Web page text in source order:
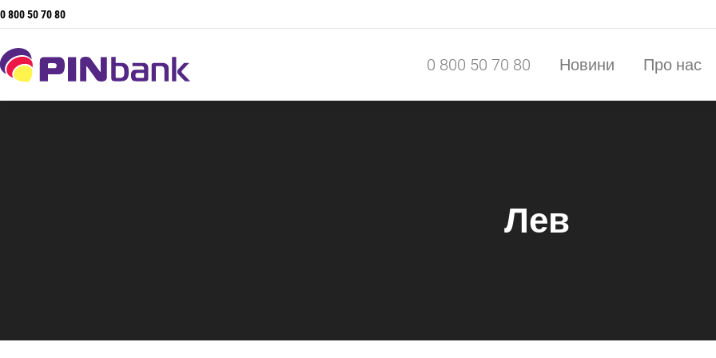
0 800 50 70 80
0 800 50 70 80 Новини Про нас
Лев
0 800 50 70 80 Новини Про нас